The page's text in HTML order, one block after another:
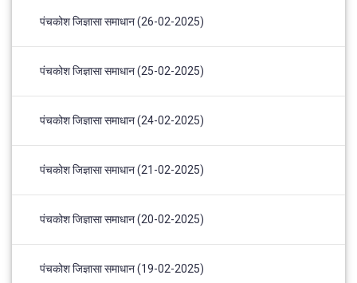
पंचकोश जिज्ञासा समाधान (26-02-2025)
पंचकोश जिज्ञासा समाधान (25-02-2025)
पंचकोश जिज्ञासा समाधान (24-02-2025)
पंचकोश जिज्ञासा समाधान (21-02-2025)
पंचकोश जिज्ञासा समाधान (20-02-2025)
पंचकोश जिज्ञासा समाधान (19-02-2025)